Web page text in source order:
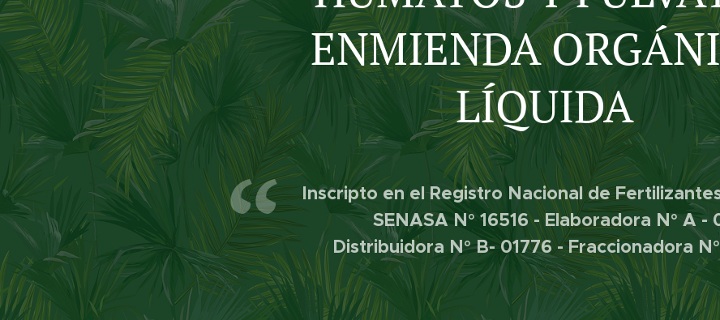
ENMIENDA
LÍQUIDA
Inscripto en el Registro Nacional de
SENASA N° 16516 - Elaboradora N° A -
Distribuidora N° B- 01776 - Fraccionadora